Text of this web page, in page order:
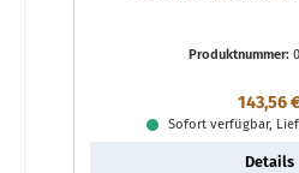
Produktnummer:
143,56 €
Sofort verfügbar,
Details